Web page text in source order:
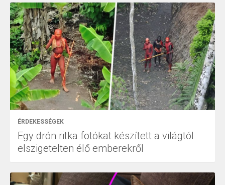
ÉRDEKESSÉGEK
Egy drón ritka fotókat készített a világtól
elszigetelten élő emberekről